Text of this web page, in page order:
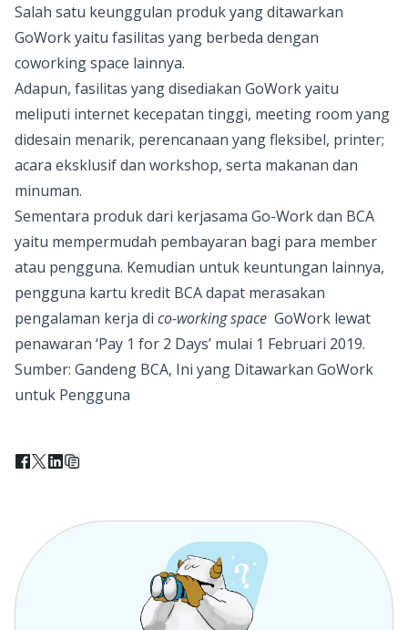
Salah satu keunggulan produk yang ditawarkan
GoWork yaitu fasilitas yang berbeda dengan
coworking space lainnya.
Adapun, fasilitas yang disediakan GoWork yaitu
meliputi internet kecepatan tinggi, meeting room yang
didesain menarik, perencanaan yang fleksibel, printer;
acara eksklusif dan workshop, serta makanan dan
minuman.
Sementara produk dari kerjasama Go-Work dan BCA
yaitu mempermudah pembayaran bagi para member
atau pengguna. Kemudian untuk keuntungan lainnya,
pengguna kartu kredit BCA dapat merasakan
pengalaman kerja di co-working space GoWork lewat
penawaran ‘Pay 1 for 2 Days’ mulai 1 Februari 2019.
Sumber: Gandeng BCA, Ini yang Ditawarkan GoWork
untuk Pengguna